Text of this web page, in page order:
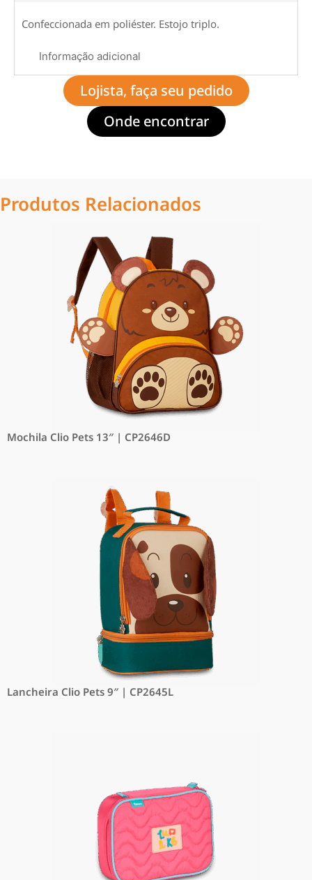
Informação adicional
Confeccionada em poliéster. Estojo triplo.
Lojista, faça seu pedido
Onde encontrar
Produtos Relacionados
Mochila Clio Pets 13″ | CP2646D
Lancheira Clio Pets 9″ | CP2645L